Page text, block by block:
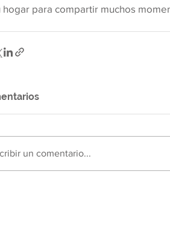
hogar para compartir muchos
un comentario...